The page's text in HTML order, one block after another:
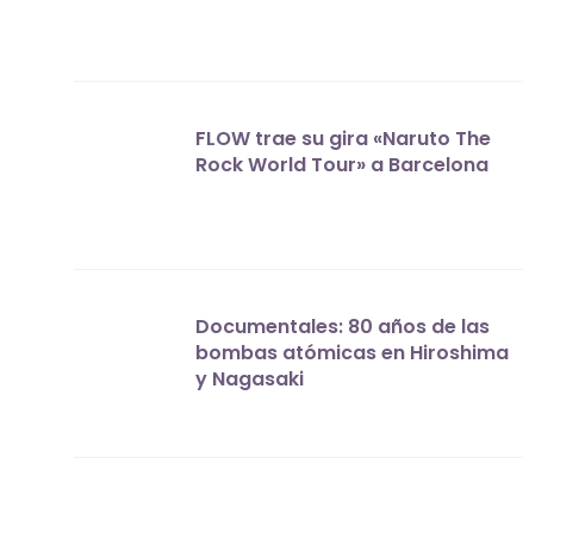
FLOW trae su gira «Naruto The
Rock World Tour» a Barcelona
Documentales: 80 años de las
bombas atómicas en Hiroshima
y Nagasaki